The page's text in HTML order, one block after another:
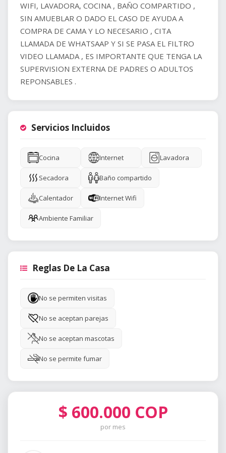
WIFI, LAVADORA, COCINA , BAÑO COMPARTIDO ,
SIN AMUEBLAR O DADO EL CASO DE AYUDA A
COMPRA DE CAMA Y LO NECESARIO , CITA
LLAMADA DE WHATSAAP Y SI SE PASA EL FILTRO
VIDEO LLAMADA , ES IMPORTANTE QUE TENGA LA
SUPERVISION EXTERNA DE PADRES O ADULTOS
REPONSABLES .
Servicios Incluidos
Cocina Internet Lavadora
Secadora Baño compartido
Calentador Internet Wifi
Ambiente Familiar
Reglas De La Casa
No se permiten visitas
No se aceptan parejas
No se aceptan mascotas
No se permite fumar
$ 600.000 COP
por mes